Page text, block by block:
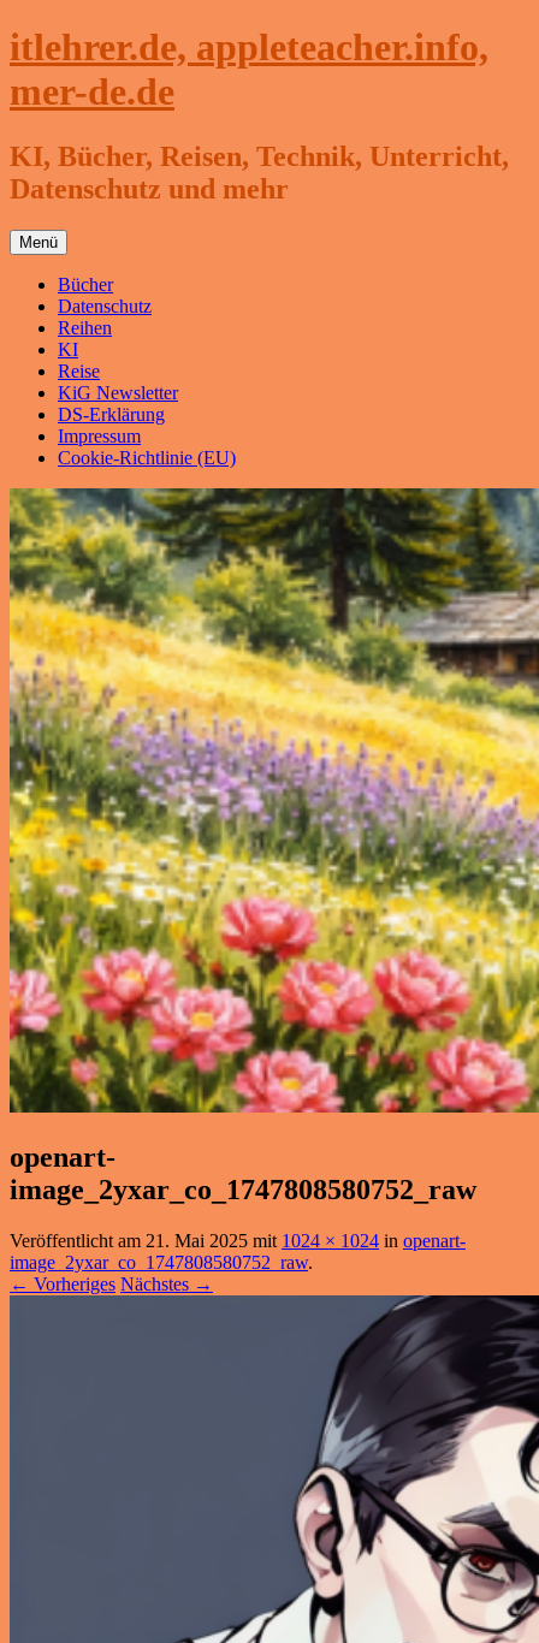
Zum
Inhalt
itlehrer.de, appleteacher.info,
mer-de.de
KI, Bücher, Reisen, Technik, Unterricht,
Datenschutz und mehr
Menü
Bücher
Datenschutz
Reihen
KI
Reise
KiG Newsletter
DS-Erklärung
Impressum
Cookie-Richtlinie (EU)
openart-
image_2yxar_co_1747808580752_raw
Veröffentlicht am 21. Mai 2025 mit 1024 × 1024 in openart-
image_2yxar_co_1747808580752_raw.
← Vorheriges Nächstes →